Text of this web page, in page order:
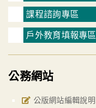
課程諮詢專區
戶外教育填報專區
公務網站
公版網站編輯說明